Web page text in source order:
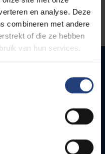
en analyse. Deze
combineren met andere
of die ze hebben
van hun services.